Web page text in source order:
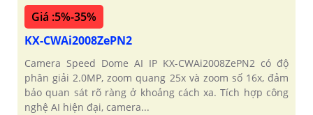
Giá :5%-35%
KX-CWAi2008ZePN2
Camera Speed Dome AI IP KX-CWAi2008ZePN2 có độ
phân giải 2.0MP, zoom quang 25x và zoom số 16x, đảm
bảo quan sát rõ ràng ở khoảng cách xa. Tích hợp công
nghệ AI hiện đại, camera...